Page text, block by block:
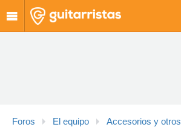
Foros El equipo Accesorios y otros